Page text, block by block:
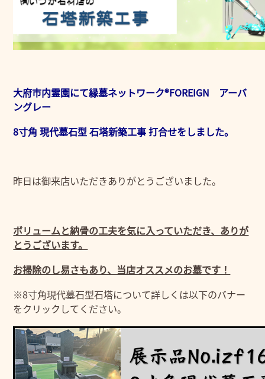
大府市内霊園にて縁墓ネットワーク®FOREIGN アーバ
ングレー
8寸角 現代墓石型 石塔新築工事 打合せをしました。
昨日は御来店いただきありがとうございました。
ボリュームと納骨の工夫を気に入っていただき、ありが
とうございます。
お掃除のし易さもあり、当店オススメのお墓です！
※8寸角現代墓石型石塔について詳しくは以下のバナー
をクリックしてください。